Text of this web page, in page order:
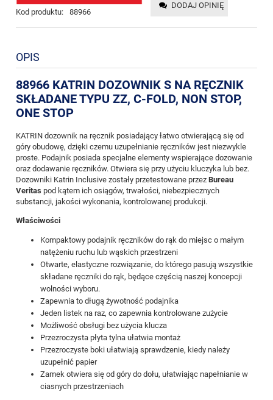
Kod produktu: 88966
DODAJ OPINIĘ
OPIS
88966 KATRIN DOZOWNIK S NA RĘCZNIK
SKŁADANE TYPU ZZ, C-FOLD, NON STOP,
ONE STOP
KATRIN dozownik na ręcznik posiadający łatwo otwierającą się od
góry obudowę, dzięki czemu uzupełnianie ręczników jest niezwykle
proste. Podajnik posiada specjalne elementy wspierające dozowanie
oraz dodawanie ręczników. Otwiera się przy użyciu kluczyka lub bez.
Dozowniki Katrin Inclusive zostały przetestowane przez Bureau
Veritas pod kątem ich osiągów, trwałości, niebezpiecznych
substancji, jakości wykonania, kontrolowanej produkcji.
Właściwości
Kompaktowy podajnik ręczników do rąk do miejsc o małym
natężeniu ruchu lub wąskich przestrzeni
Otwarte, elastyczne rozwiązanie, do którego pasują wszystkie
składane ręczniki do rąk, będące częścią naszej koncepcji
wolności wyboru.
Zapewnia to długą żywotność podajnika
Jeden listek na raz, co zapewnia kontrolowane zużycie
Możliwość obsługi bez użycia klucza
Przezroczysta płyta tylna ułatwia montaż
Przezroczyste boki ułatwiają sprawdzenie, kiedy należy
uzupełnić papier
Zamek otwiera się od góry do dołu, ułatwiając napełnianie w
ciasnych przestrzeniach